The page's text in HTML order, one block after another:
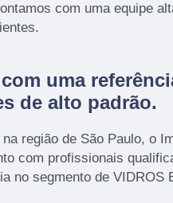
com uma equipe
uma
de alto padrão.
região de São Paulo, o
com profissionais
no segmento de VIDROS